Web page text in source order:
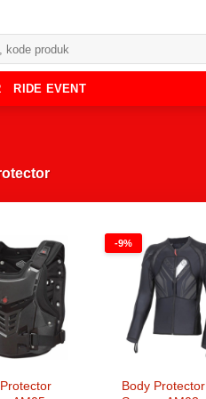
RIDE EVENT
-9%
Body Protector